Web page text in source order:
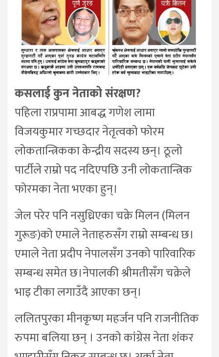
कसलाई कुन नेताको संरक्षण?
पहिला राप्रपामा आबद्ध गणेश लामा
विजयकुमार गच्छदार नेतृत्वको फोरम
लोकतान्त्रिकका केन्द्रीय सदस्य छन्। ठूलो
पार्टीले राम्रो पद नदिएपछि उनी लोकतान्त्रिक
फोरमका नेता भएका हुन्।
जेल परेर पनि नसुध्रिएका चक्रे मिलन (मिलन
गुरूङ)को एमाले नेताहरुसँग राम्रो सम्बन्ध छ।
एमाले नेता प्रदीप नेपालसँग उनको पारिवारिक
सम्बन्ध समेत छ।नेपालकी श्रीमतीसँग चक्रेले
भाइ टीका लगाउँदै आएका छन्।
ललितपुरका मीनकृष्ण महर्जन पनि राजनीतिक
रुपमा बलिया छन् । उनको कांग्रेस नेता शंकर